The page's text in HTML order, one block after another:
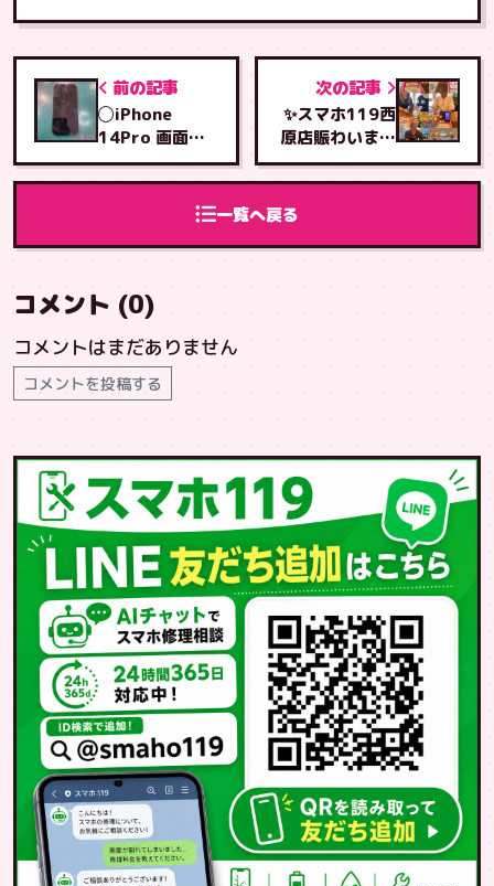
前の記事
◯iPhone
14Pro 画面交
換 即日30分
修理・お買い物
の間に修理可能一覧へ戻る
次の記事
✨スマホ119西
原店賑わいまし
た✨
コメント (0)
コメントはまだありません
コメントを投稿する